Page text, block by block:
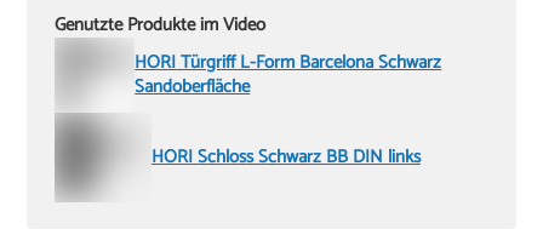
Genutzte Produkte im Video
HORI Türgriff L-Form Barcelona Schwarz
Sandoberfläche
HORI Schloss Schwarz BB DIN links